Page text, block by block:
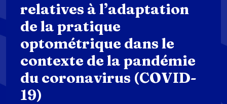
relatives à l’adaptation
de la pratique
optométrique dans le
contexte de la pandémie
du coronavirus (COVID-
19)